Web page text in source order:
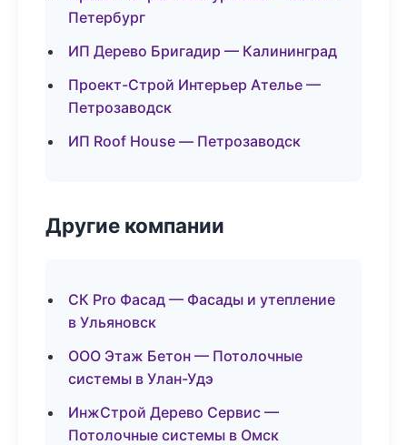
Петербург
ИП Дерево Бригадир — Калининград
Проект-Строй Интерьер Ателье —
Петрозаводск
ИП Roof House — Петрозаводск
Другие компании
СК Pro Фасад — Фасады и утепление
в Ульяновск
ООО Этаж Бетон — Потолочные
системы в Улан-Удэ
ИнжСтрой Дерево Сервис —
Потолочные системы в Омск